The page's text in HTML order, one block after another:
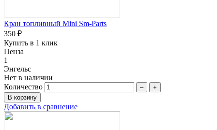
Кран топливный Mini Sm-Parts
350 ₽
Купить в 1 клик
Пенза
1
Энгельс
Нет в наличии
Количество
– +
Добавить в сравнение